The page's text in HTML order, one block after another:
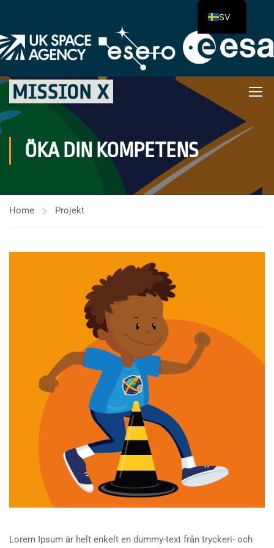
ÖKA DIN KOMPETENS
Home Projekt
Lorem Ipsum är helt enkelt en dummy-text från tryckeri- och
SV